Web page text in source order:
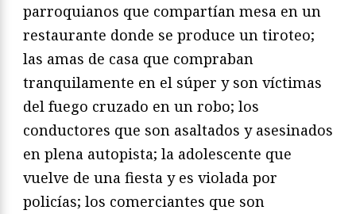
parroquianos que compartían mesa en un
restaurante donde se produce un tiroteo;
las amas de casa que compraban
tranquilamente en el súper y son víctimas
del fuego cruzado en un robo; los
conductores que son asaltados y asesinados
en plena autopista; la adolescente que
vuelve de una fiesta y es violada por
policías; los comerciantes que son